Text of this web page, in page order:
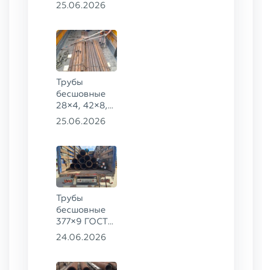
09Г2С
25.06.2026
Трубы
бесшовные
28×4, 42×8,
73×14,
20
25.06.2026
Трубы
бесшовные
377×9 ГОСТ
8732-78, ст.
24.06.2026